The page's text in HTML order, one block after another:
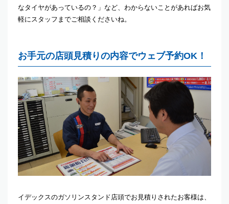
なタイヤがあっているの？」など、わからないことがあればお気
軽にスタッフまでご相談くださいね。
お手元の店頭見積りの内容でウェブ予約OK！
イデックスのガソリンスタンド店頭でお見積りされたお客様は、